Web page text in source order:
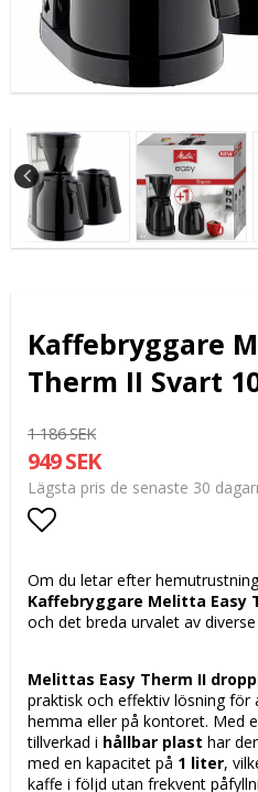
Kaffebryggare
Therm II Svart
1 186 SEK
949 SEK
Lägsta pris de senaste 30
Lägg till i
Om du letar efter
Kaffebryggare Melitta Easy
och det breda urvalet av
Melittas Easy Therm II
praktisk och effektiv lösning för
hemma eller på kontoret. Med
tillverkad i hållbar plast har
med en kapacitet på 1 liter,
kaffe i följd utan frekvent